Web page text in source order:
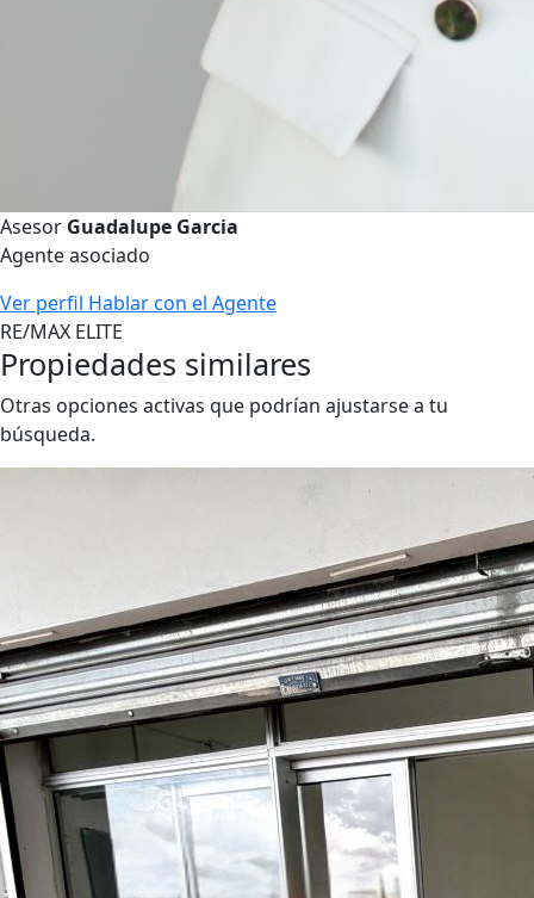
Asesor Guadalupe Garcia
Agente asociado
Ver perfil Hablar con el Agente
RE/MAX ELITE
Propiedades similares
Otras opciones activas que podrían ajustarse a tu
búsqueda.